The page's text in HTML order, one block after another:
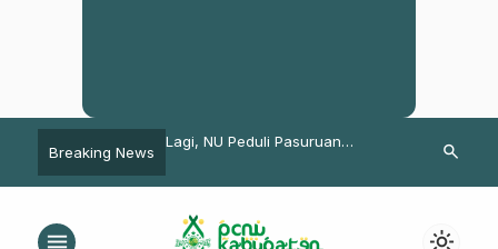
Breaking News
Lagi, NU Peduli Pasuruan
Lumbang
Management
Gerakan
search
menu light_mode